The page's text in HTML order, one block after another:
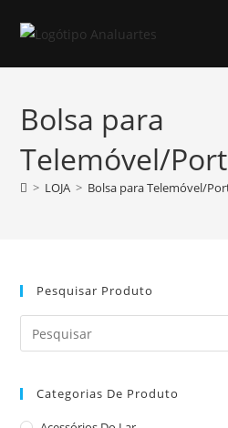
Bolsa para
Telemóvel/
> LOJA > Bolsa para Telemóvel/
Pesquisar Produto
Categorias De Produto